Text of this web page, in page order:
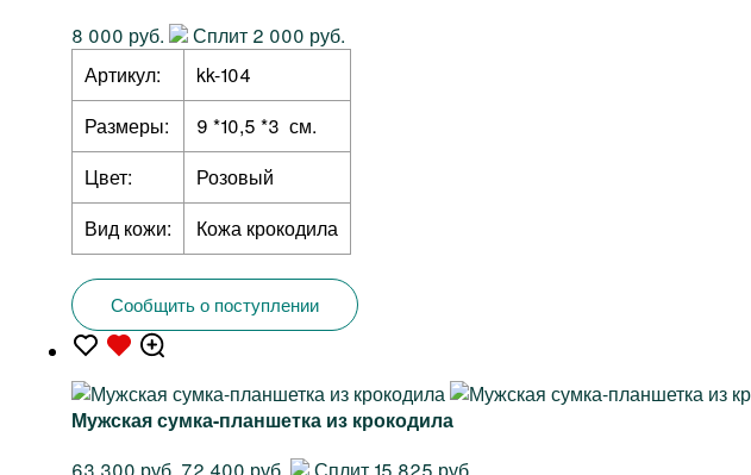
8 000 руб.
Сплит 2 000 руб.
Артикул:
kk-104
Размеры:
9 *10,5 *3 см.
Цвет:
Розовый
Вид кожи:
Кожа крокодила
Сообщить о поступлении
Мужская сумка-планшетка из крокодила